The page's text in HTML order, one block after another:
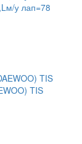
у лап=78
TIS